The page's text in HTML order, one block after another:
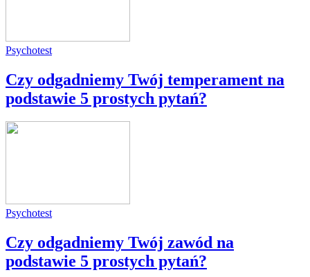
Psychotest
Czy odgadniemy Twój temperament na
podstawie 5 prostych pytań?
Psychotest
Czy odgadniemy Twój zawód na
podstawie 5 prostych pytań?